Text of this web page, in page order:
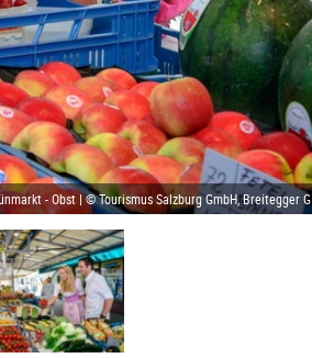
- Obst | © Tourismus Salzburg GmbH, Breitegger G.